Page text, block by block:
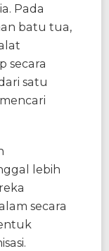
Pada
batu tua,
secara
satu
lebih
secara